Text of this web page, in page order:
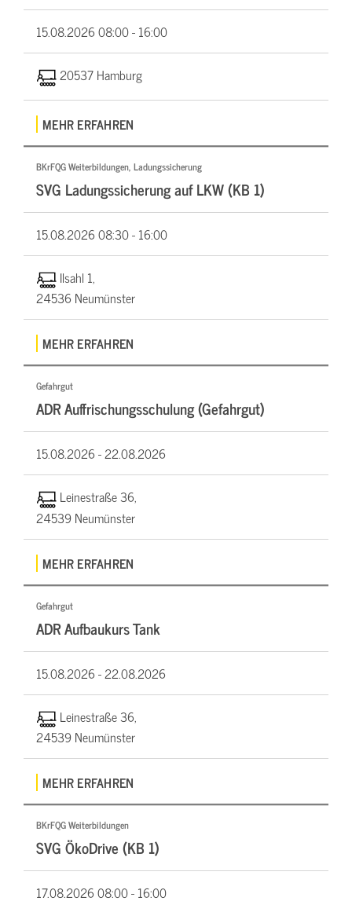
15.08.202608:00 - 16:00
20537 Hamburg
MEHR ERFAHREN
BKrFQG Weiterbildungen, Ladungssicherung
SVG Ladungssicherung auf LKW (KB 1)
15.08.202608:30 - 16:00
Ilsahl 1,
24536 Neumünster
MEHR ERFAHREN
Gefahrgut
ADR Auffrischungsschulung (Gefahrgut)
15.08.2026 -22.08.2026
Leinestraße 36,
24539 Neumünster
MEHR ERFAHREN
Gefahrgut
ADR Aufbaukurs Tank
15.08.2026 -22.08.2026
Leinestraße 36,
24539 Neumünster
MEHR ERFAHREN
BKrFQG Weiterbildungen
SVG ÖkoDrive (KB 1)
17.08.202608:00 - 16:00